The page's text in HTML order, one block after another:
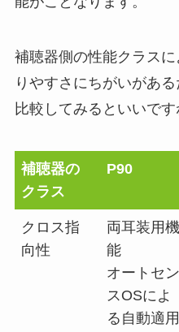
補聴器側の性能クラス
りやすさにちがいがあ
比較してみるといいです
補聴器の
クラス
P90
クロス指
向性
両耳装用機
能
オートセン
スOSによ
る自動適用